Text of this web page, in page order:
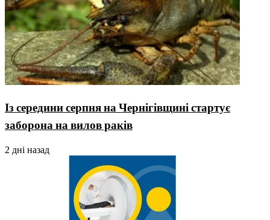
Із середини серпня на Чернігівщині стартує
заборона на вилов раків
2 дні назад